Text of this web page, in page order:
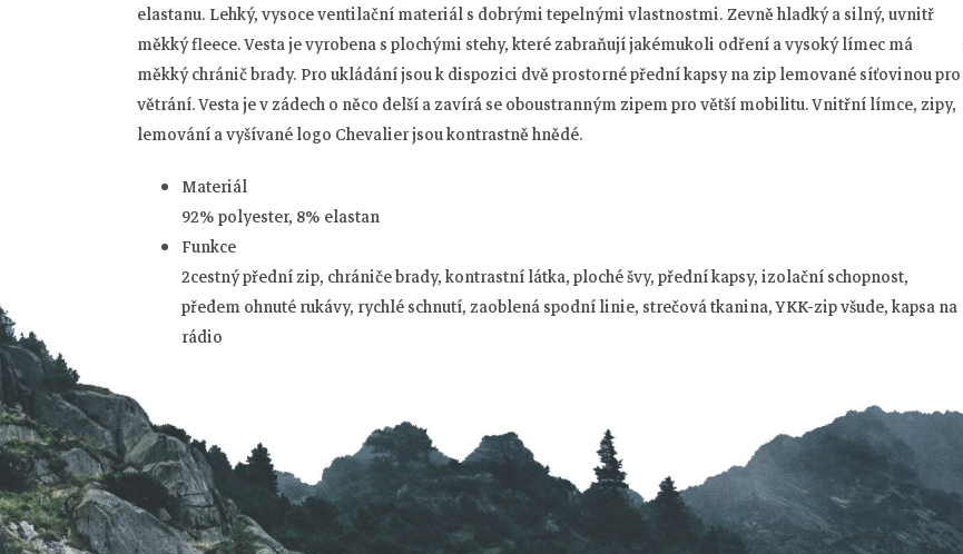
elastanu. Lehký, vysoce ventilační materiál s dobrými tepelnými vlastnostmi.Zevně hladký a silný, uvnitř
měkký fleece.Vesta je vyrobena s plochými stehy, které zabraňují jakémukoli odření a vysoký límec má
měkký chránič brady. Pro ukládání jsou k dispozici dvě prostorné přední kapsy na zip lemované síťovinou pro
větrání.Vesta je v zádech o něco delší a zavírá se oboustranným zipem pro větší mobilitu.Vnitřní límce, zipy,
lemování a vyšívané logo Chevalier jsou kontrastně hnědé.
Materiál
92% polyester, 8% elastan
Funkce
2cestný přední zip, chrániče brady, kontrastní látka, ploché švy, přední kapsy, izolační schopnost,
předem ohnuté rukávy, rychlé schnutí, zaoblená spodní linie, strečová tkanina, YKK-zip všude, kapsa na
rádio
p
a
t
í